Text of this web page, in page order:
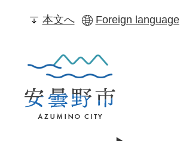
本文へ Foreign language